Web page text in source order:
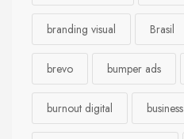
branding visual Brasil
brevo bumper ads
burnout digital business